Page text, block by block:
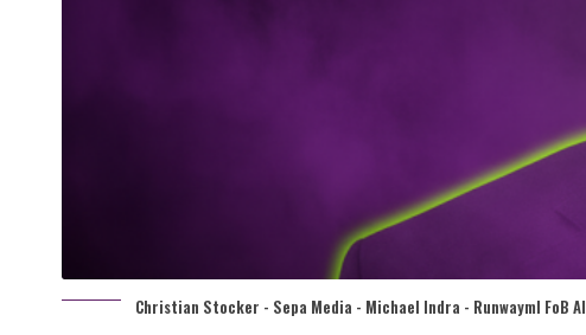
Christian Stocker - Sepa Media - Michael Indra - Runwayml FoB AI